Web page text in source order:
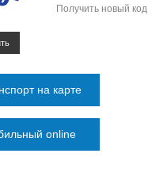
Получить новый код
на карте
online